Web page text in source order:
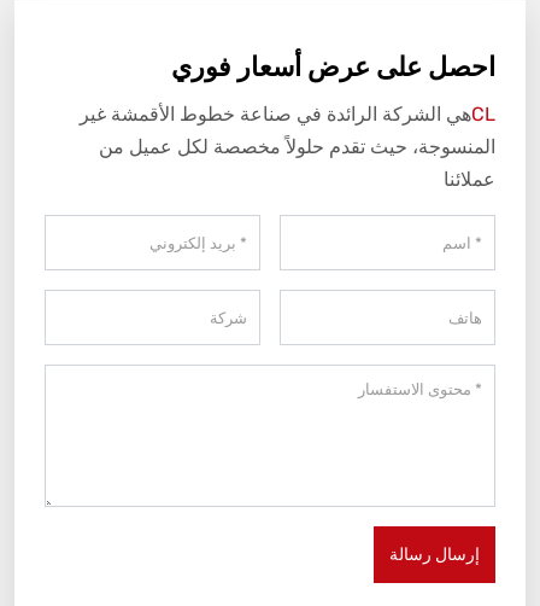
احصل على عرض أسعار فوري
CLهي الشركة الرائدة في صناعة خطوط الأقمشة غير
المنسوجة، حيث تقدم حلولاً مخصصة لكل عميل من
عملائنا
إرسال رسالة